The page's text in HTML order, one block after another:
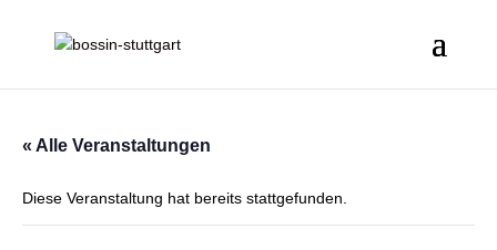
« Alle Veranstaltungen
Diese Veranstaltung hat bereits stattgefunden.